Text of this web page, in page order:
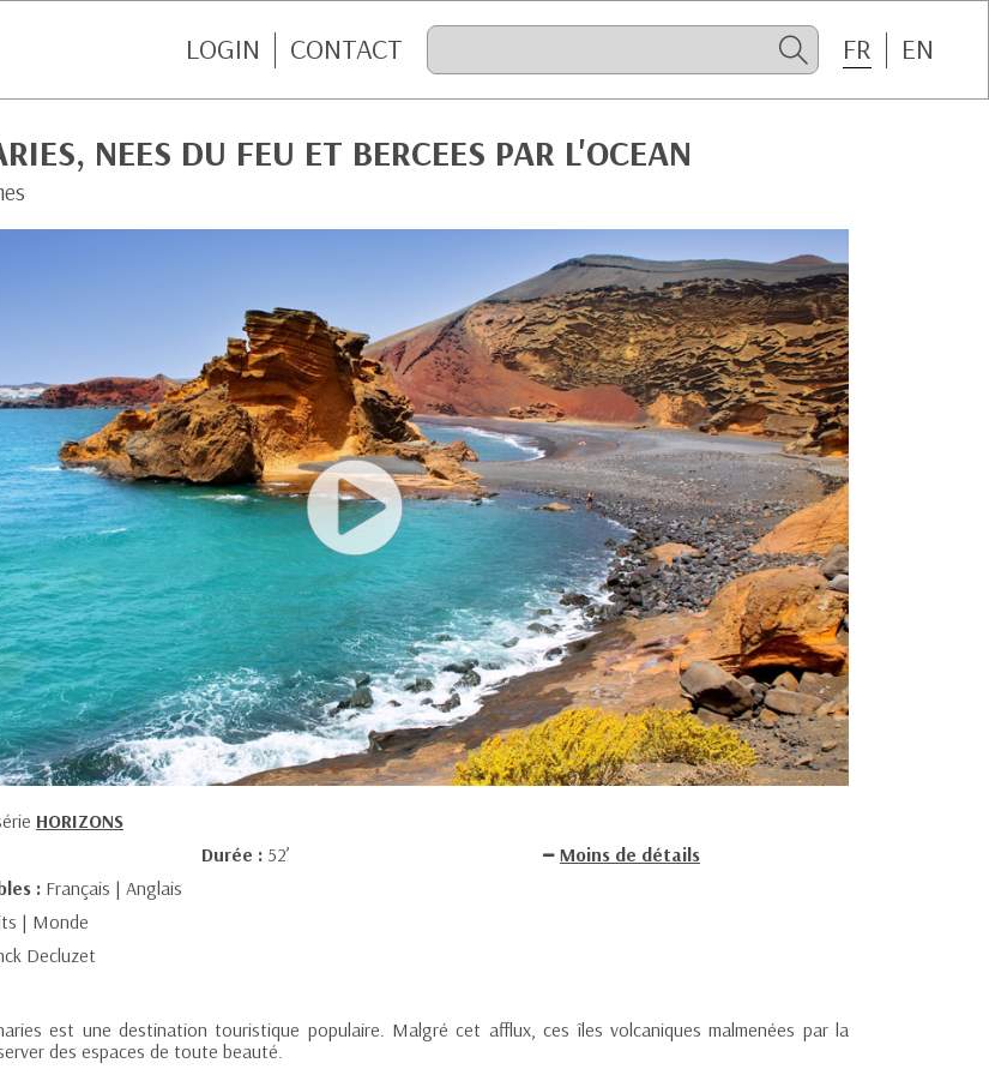
LOGIN CONTACT FR EN
NEES DU FEU ET BERCEES PAR L'OCEAN
HORIZONS
Durée : 52’
Moins de détails
: Français | Anglais
| Monde
Decluzet
est une destination touristique populaire. Malgré cet afflux, ces îles volcaniques malmenées par la
des espaces de toute beauté.